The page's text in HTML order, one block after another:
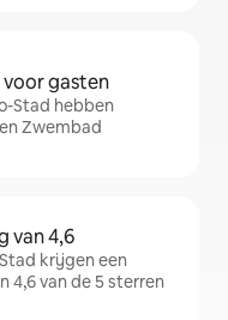
gasten
Stad hebben
Zwembad
van 4,6
krijgen een
4,6 van de 5 sterren